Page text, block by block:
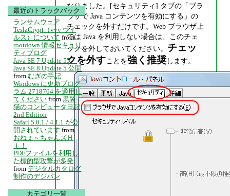
なりました。[セキュリティ] タブの「ブラ
ウザで Java コンテンツを有効にする」の
チェックを外すだけです。Web ブラウザ上
では Java を利用しない場合は、このチェ
ックを外しておいてください。 チェッ
クを外すことを強く推奨します。
最近のトラックバック
ランサムウェア
TeslaCrypt（vvv ウイ
ルス）について from
rootdown 情報セキュリ
ティブログ
Java SE 7 Update 55、
Java SE 8 Update 5 公開
from むぎの手記
Windows に更新プログ
ラム 2718704 を適用し
てください from 黒翼
猫のコンピュータ日記
2nd Edition
Safari 5.0.1 / 4.1.1 が公
開されています from
おねぇ～ちゃんズＨ
ｉ！
PDFファイルを利用し
た標的型攻撃が多発
from デジタルカタログ
制作のデジパン
カテゴリ一覧